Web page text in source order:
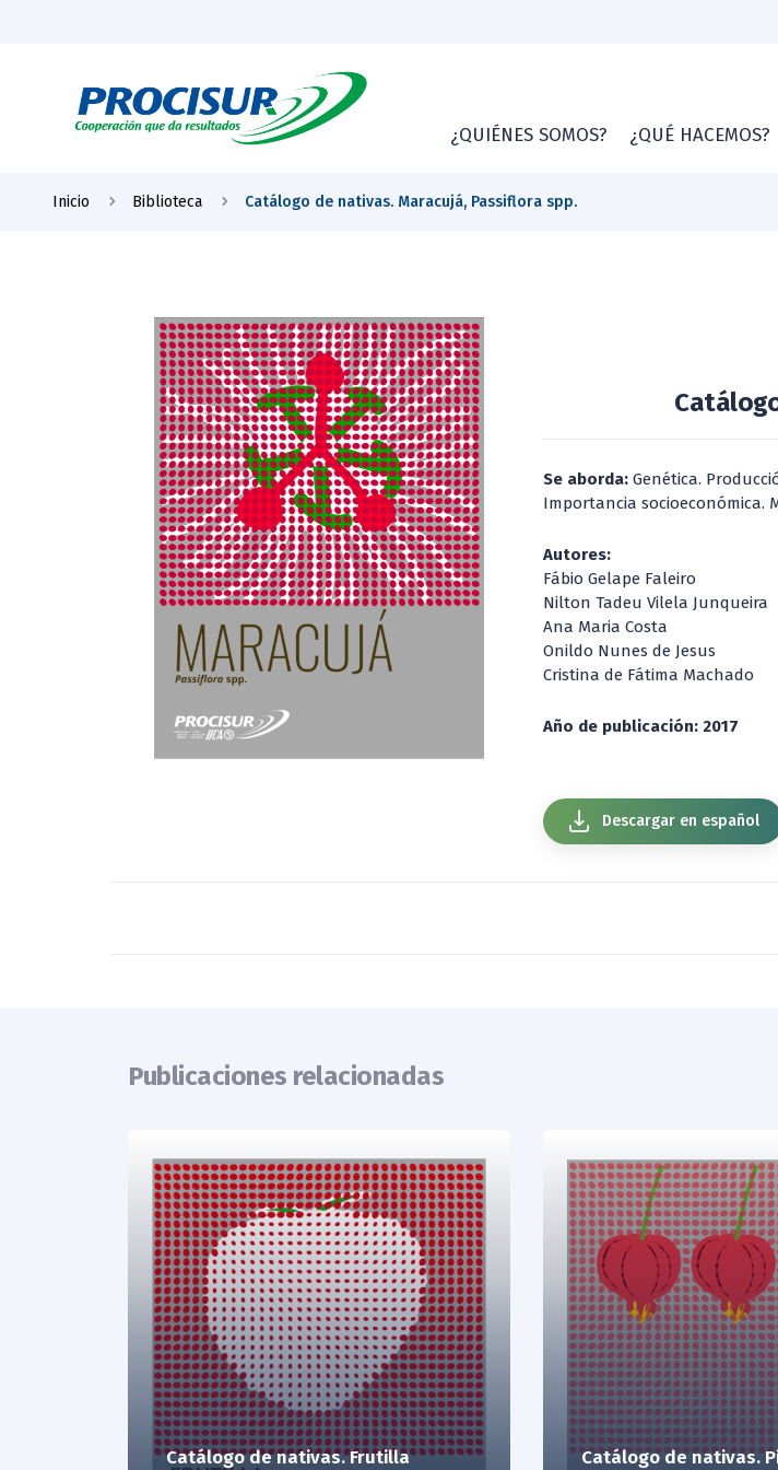
¿QUIÉNES SOMOS? ¿QUÉ HACEMOS?
Inicio Biblioteca Catálogo de nativas. Maracujá, Passiflora spp.
Se aborda: Genética.
Importancia socioeconómica.
Autores:
Fábio Gelape Faleiro
Nilton Tadeu Vilela Junqueira
Ana Maria Costa
Onildo Nunes de Jesus
Cristina de Fátima Machado
Año de publicación: 2017
Descargar en español
Publicaciones relacionadas
Catálogo de nativas. Frutilla Catálogo de nativas.